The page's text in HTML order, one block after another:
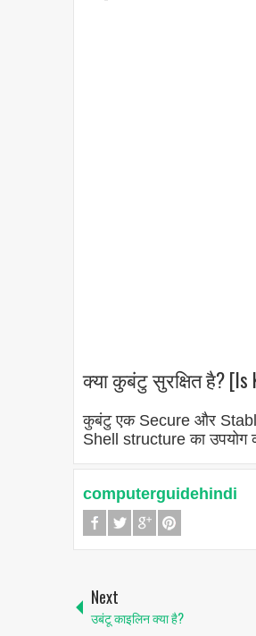
क्या कुबंटु सुरक्षित है? [Is
कुबंटु एक Secure और
Shell structure का उपयोग
computerguidehindi
Next
उबंटू काइलिन क्या है?